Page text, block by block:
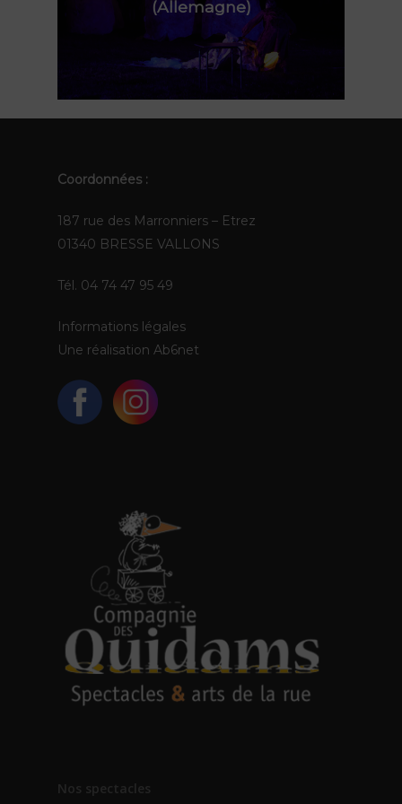
(Allemagne)
Coordonnées :
187 rue des Marronniers – Etrez
01340 BRESSE VALLONS
Tél. 04 74 47 95 49
Informations légales
Une réalisation Ab6net
Nos spectacles
FR
EN